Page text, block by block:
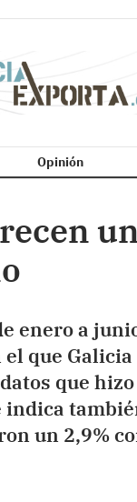
Opinión
enero a
que
que
un 2,9%